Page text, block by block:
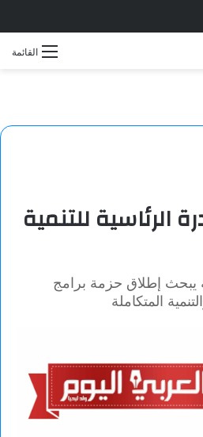
القائمة
الرئاسية للتنمية
يبحث إطلاق حزمة برامج
المتكاملة